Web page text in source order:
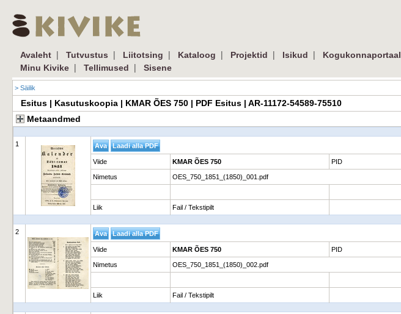
Avaleht | Tutvustus | Liitotsing | Kataloog | Projektid | Isikud |
Kogukonnaportaal
Minu Kivike | Tellimused | Sisene
> Säilik
Esitus | Kasutuskoopia | KMAR ÕES 750 | PDF Esitus | AR-11172-54589-75510
Metaandmed
1
Viide KMAR ÕES 750 PID
Nimetus OES_750_1851_(1850)_001.pdf
Liik Fail / Tekstipilt
2
Viide KMAR ÕES 750 PID
Nimetus OES_750_1851_(1850)_002.pdf
Liik Fail / Tekstipilt